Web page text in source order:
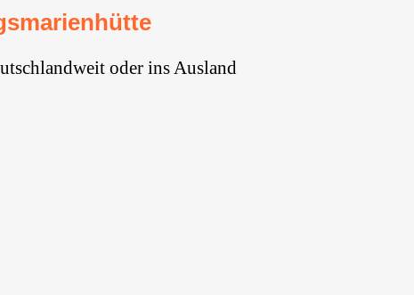
oder ins Ausland